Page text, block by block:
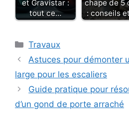
et Gravistar :
tout ce…
chape de 5
: conseils
Catégories
Travaux
Astuces pour démonter
large pour les escaliers
Guide pratique pour
d’un gond de porte arraché